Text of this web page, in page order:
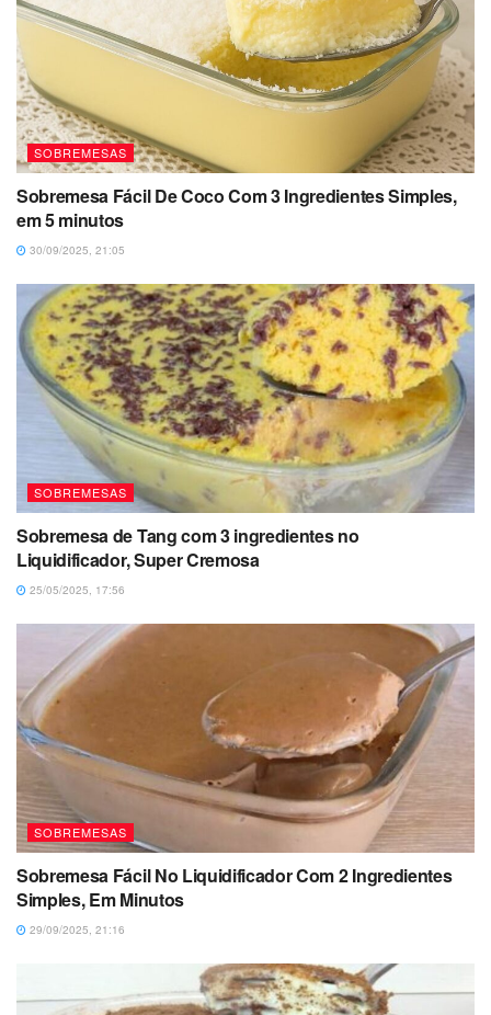
SOBREMESAS
Sobremesa Fácil De Coco Com 3 Ingredientes Simples,
em 5 minutos
30/09/2025, 21:05
SOBREMESAS
Sobremesa de Tang com 3 ingredientes no
Liquidificador, Super Cremosa
25/05/2025, 17:56
SOBREMESAS
Sobremesa Fácil No Liquidificador Com 2 Ingredientes
Simples, Em Minutos
29/09/2025, 21:16